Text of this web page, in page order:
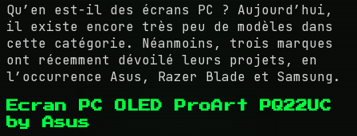
Qu’en est-il des écrans PC ? Aujourd’hui,
il existe encore très peu de modèles dans
cette catégorie. Néanmoins, trois marques
ont récemment dévoilé leurs projets, en
l’occurrence Asus, Razer Blade et Samsung.
Ecran PC OLED ProArt PQ22UC
by Asus